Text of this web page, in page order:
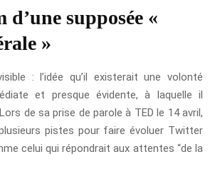
supposée «
»
: l’idée qu’il existerait une volonté
et presque évidente, à laquelle il
de sa prise de parole à TED le 14 avril,
pistes pour faire évoluer Twitter
celui qui répondrait aux attentes “de la